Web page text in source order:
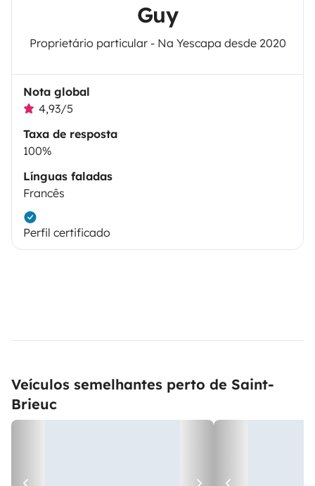
Guy
Proprietário particular - Na Yescapa desde 2020
Nota global
4,93/5
Taxa de resposta
100%
Línguas faladas
Francês
Perfil certificado
Veículos semelhantes perto de Saint-
Brieuc